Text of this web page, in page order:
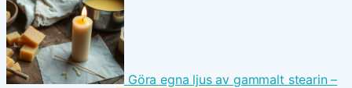
Göra egna ljus av gammalt stearin –